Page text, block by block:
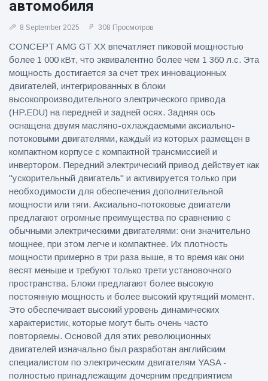
автомобиля
8 September 2025 308 Просмотров
CONCEPT AMG GT XX впечатляет пиковой мощностью
более 1 000 кВт, что эквивалентно более чем 1 360 л.с. Эта
мощность достигается за счет трех инновационных
двигателей, интегрированных в блоки
высокопроизводительного электрического привода
(HP.EDU) на передней и задней осях. Задняя ось
оснащена двумя масляно-охлаждаемыми аксиально-
потоковыми двигателями, каждый из которых размещен в
компактном корпусе с компактной трансмиссией и
инвертором. Передний электрический привод действует как
"ускорительный двигатель" и активируется только при
необходимости для обеспечения дополнительной
мощности или тяги. Аксиально-потоковые двигатели
предлагают огромные преимущества по сравнению с
обычными электрическими двигателями: они значительно
мощнее, при этом легче и компактнее. Их плотность
мощности примерно в три раза выше, в то время как они
весят меньше и требуют только трети установочного
пространства. Блоки предлагают более высокую
постоянную мощность и более высокий крутящий момент.
Это обеспечивает высокий уровень динамических
характеристик, которые могут быть очень часто
повторяемы. Основой для этих революционных
двигателей изначально был разработан английским
специалистом по электрическим двигателям YASA -
полностью принадлежащим дочерним предприятием